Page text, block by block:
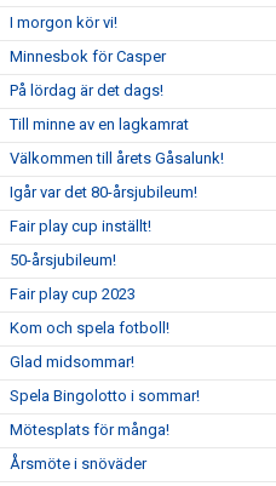
I morgon kör vi!
Minnesbok för Casper
På lördag är det dags!
Till minne av en lagkamrat
Välkommen till årets Gåsalunk!
Igår var det 80-årsjubileum!
Fair play cup inställt!
50-årsjubileum!
Fair play cup 2023
Kom och spela fotboll!
Glad midsommar!
Spela Bingolotto i sommar!
Mötesplats för många!
Årsmöte i snöväder